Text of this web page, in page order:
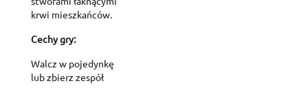
krwi mieszkańców.
Cechy gry:
Walcz w pojedynkę
lub zbierz zespół